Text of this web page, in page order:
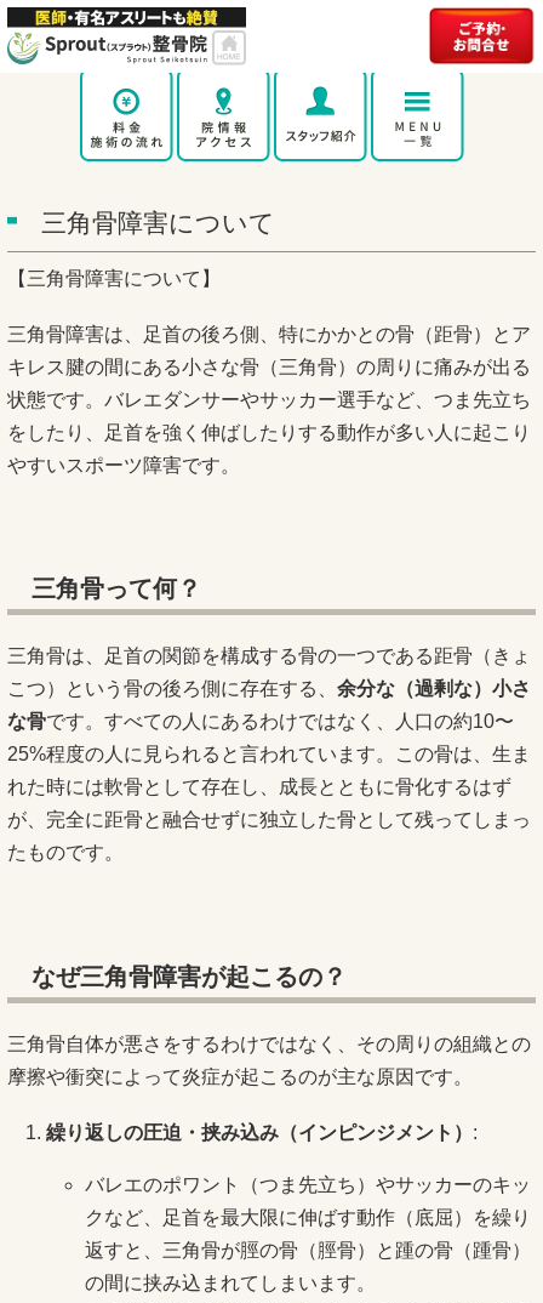
三角骨障害について
【三角骨障害について】
三角骨障害は、足首の後ろ側、特にかかとの骨（距骨）とア
キレス腱の間にある小さな骨（三角骨）の周りに痛みが出る
状態です。バレエダンサーやサッカー選手など、つま先立ち
をしたり、足首を強く伸ばしたりする動作が多い人に起こり
やすいスポーツ障害です。
三角骨って何？
三角骨は、足首の関節を構成する骨の一つである距骨（きょ
こつ）という骨の後ろ側に存在する、 余分な（過剰な）小さ
な骨です。すべての人にあるわけではなく、人口の約10〜
25%程度の人に見られると言われています。この骨は、生ま
れた時には軟骨として存在し、成長とともに骨化するはず
が、完全に距骨と融合せずに独立した骨として残ってしまっ
たものです。
なぜ三角骨障害が起こるの？
三角骨自体が悪さをするわけではなく、その周りの組織との
摩擦や衝突によって炎症が起こるのが主な原因です。
繰り返しの圧迫・挟み込み（インピンジメント） :
バレエのポワント（つま先立ち）やサッカーのキッ
クなど、足首を最大限に伸ばす動作（底屈）を繰り
返すと、三角骨が脛の骨（脛骨）と踵の骨（踵骨）
の間に挟み込まれてしまいます。